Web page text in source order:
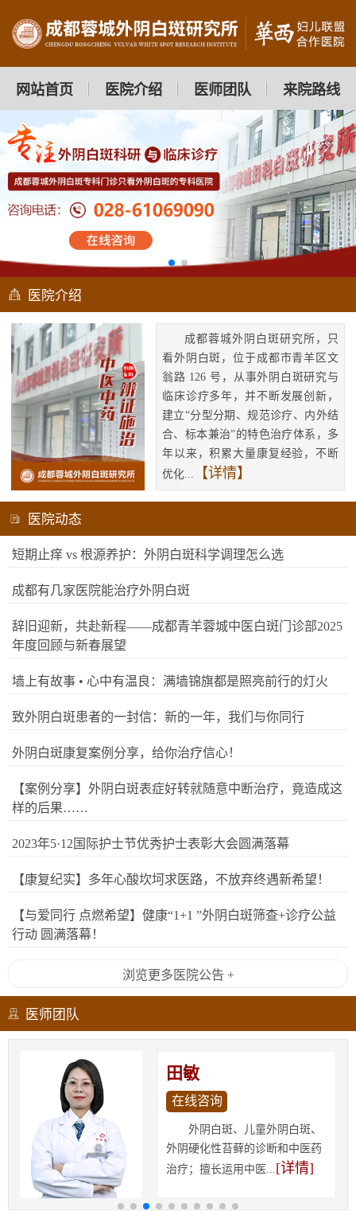
网站首页 医院介绍 医师团队 来院路线
医院介绍
成都蓉城外阴白斑研究所，只
看外阴白斑，位于成都市青羊区文
翁路 126 号，从事外阴白斑研究与
临床诊疗多年，并不断发展创新，
建立“分型分期、规范诊疗、内外结
合、标本兼治”的特色治疗体系，多
年以来，积累大量康复经验，不断
优化...
【详情】
医院动态
短期止痒 vs 根源养护：外阴白斑科学调理怎么选
成都有几家医院能治疗外阴白斑
辞旧迎新，共赴新程——成都青羊蓉城中医白斑门诊部2025
年度回顾与新春展望
墙上有故事 • 心中有温良：满墙锦旗都是照亮前行的灯火
致外阴白斑患者的一封信：新的一年，我们与你同行
外阴白斑康复案例分享，给你治疗信心！
【案例分享】外阴白斑表症好转就随意中断治疗，竟造成这
样的后果……
2023年5·12国际护士节优秀护士表彰大会圆满落幕
【康复纪实】多年心酸坎坷求医路，不放弃终遇新希望！
【与爱同行 点燃希望】健康“1+1 ”外阴白斑筛查+诊疗公益
行动 圆满落幕！
浏览更多医院公告 +
医师团队
田敏
在线咨询
外阴白斑、儿童外阴白斑、
外阴硬化性苔藓的诊断和中医药
治疗；擅长运用中医...[详情]